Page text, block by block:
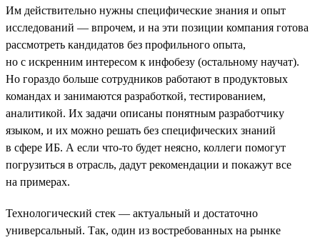
Им действительно нужны специфические знания и опыт
исследований — впрочем, и на эти позиции компания готова
рассмотреть кандидатов без профильного опыта,
но с искренним интересом к инфобезу (остальному научат).
Но гораздо больше сотрудников работают в продуктовых
командах и занимаются разработкой, тестированием,
аналитикой. Их задачи описаны понятным разработчику
языком, и их можно решать без специфических знаний
в сфере ИБ. А если что-то будет неясно, коллеги помогут
погрузиться в отрасль, дадут рекомендации и покажут все
на примерах.
Технологический стек — актуальный и достаточно
универсальный. Так, один из востребованных на рынке